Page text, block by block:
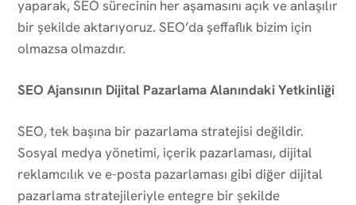
yaparak, SEO sürecinin her aşamasını açık ve anlaşılır
bir şekilde aktarıyoruz. SEO’da şeffaflık bizim için
olmazsa olmazdır.
SEO Ajansının Dijital Pazarlama Alanındaki Yetkinliği
SEO, tek başına bir pazarlama stratejisi değildir.
Sosyal medya yönetimi, içerik pazarlaması, dijital
reklamcılık ve e-posta pazarlaması gibi diğer dijital
pazarlama stratejileriyle entegre bir şekilde